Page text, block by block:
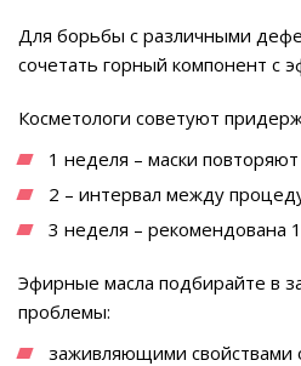
Для борьбы с различными
сочетать горный компонент с
Косметологи советуют
1 неделя – маски
2 – интервал между
3 неделя – рекомендована
Эфирные масла подбирайте в
проблемы:
заживляющими свойствами